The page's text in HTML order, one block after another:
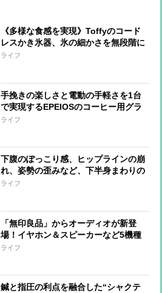
《多様な食感を実現》Toffyのコード
レスかき氷器、氷の細かさを無段階に
調整可能 冷製パスタ、そうめん、サ
ライフ
手挽きの楽しさと電動の手軽さを1台
で実現するEPEIOSのコーヒー用グラ
インダー『Essence Duo』 世界一の
ライフ
下腹のぽっこり感、ヒップラインの崩
れ、姿勢の歪みなど、下半身まわりの
悩みに、はくだけでアプローチするシ
ライフ
「無印良品」からオーディオが新登
場！イヤホン＆スピーカーなど5機種
をひと足先に体験
ライフ
鍼と指圧の利点を融合した“シャクテ